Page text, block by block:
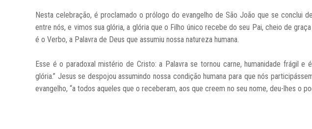
Nesta celebração, é proclamado o prólogo do evangelho de São João que se conclui
entre nós, e vimos sua glória, a glória que o Filho único recebe do seu Pai, cheio de
é o Verbo, a Palavra de Deus que assumiu nossa natureza humana.
Esse é o paradoxal mistério de Cristo: a Palavra se tornou carne, humanidade frágil e
glória.” Jesus se despojou assumindo nossa condição humana para que nós
evangelho, “a todos aqueles que o receberam, aos que creem no seu nome, deu-lhes o